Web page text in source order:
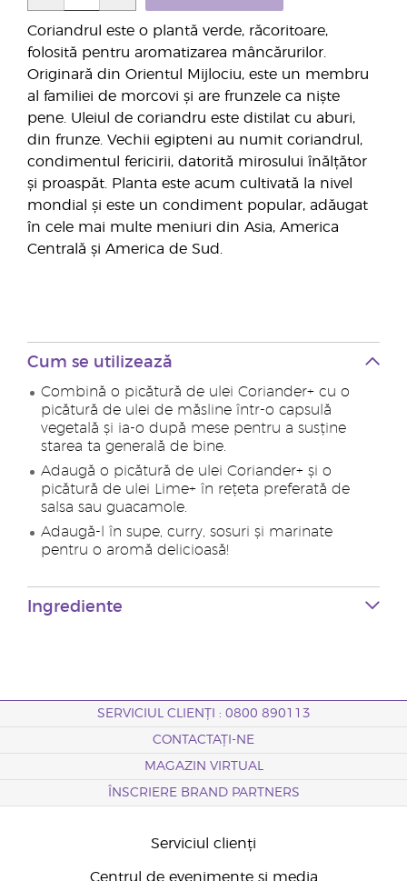
Coriandrul este o plantă verde, răcoritoare,
folosită pentru aromatizarea mâncărurilor.
Originară din Orientul Mijlociu, este un membru
al familiei de morcovi și are frunzele ca niște
pene. Uleiul de coriandru este distilat cu aburi,
din frunze. Vechii egipteni au numit coriandrul,
condimentul fericirii, datorită mirosului înălțător
și proaspăt. Planta este acum cultivată la nivel
mondial și este un condiment popular, adăugat
în cele mai multe meniuri din Asia, America
Centrală și America de Sud.
Cum se utilizează
Combină o picătură de ulei Coriander+ cu o
picătură de ulei de măsline într-o capsulă
vegetală și ia-o după mese pentru a susține
starea ta generală de bine.
Adaugă o picătură de ulei Coriander+ și o
picătură de ulei Lime+ în rețeta preferată de
salsa sau guacamole.
Adaugă-l în supe, curry, sosuri și marinate
pentru o aromă delicioasă!
Ingrediente
SERVICIUL CLIENȚI : 0800 890113
CONTACTAȚI-NE
MAGAZIN VIRTUAL
ÎNSCRIERE BRAND PARTNERS
Serviciul clienți
Centrul de evenimente și media